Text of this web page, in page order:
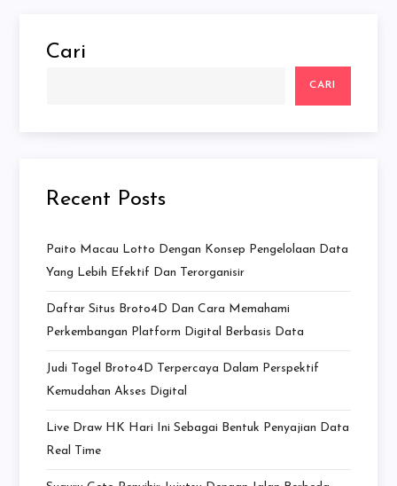
Cari
CARI
Recent Posts
Paito Macau Lotto Dengan Konsep Pengelolaan Data
Yang Lebih Efektif Dan Terorganisir
Daftar Situs Broto4D Dan Cara Memahami
Perkembangan Platform Digital Berbasis Data
Judi Togel Broto4D Terpercaya Dalam Perspektif
Kemudahan Akses Digital
Live Draw HK Hari Ini Sebagai Bentuk Penyajian Data
Real Time